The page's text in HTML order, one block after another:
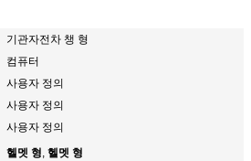
기관자전차 챙 형
컴퓨터
사용자 정의
사용자 정의
사용자 정의
헬멧 형, 헬멧 형